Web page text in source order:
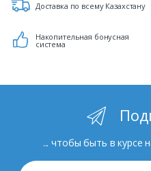
Доставка по всему Казахстану
Накопительная бонусная
система
... чтобы быть в курсе